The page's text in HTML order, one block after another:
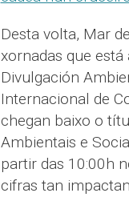
Desta volta, Mar
xornadas que
Divulgación
Internacional de
chegan baixo o
Ambientais e
partir das 10:00h
cifras tan